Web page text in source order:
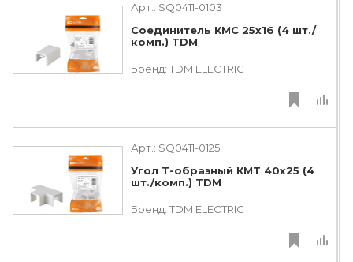
Арт.: SQ0411-0103
Соединитель КМС 25х16 (4 шт./
комп.) TDM
Бренд: TDM ЕLECTRIC
Арт.: SQ0411-0125
Угол Т-образный КМТ 40x25 (4
шт./комп.) TDM
Бренд: TDM ЕLECTRIC